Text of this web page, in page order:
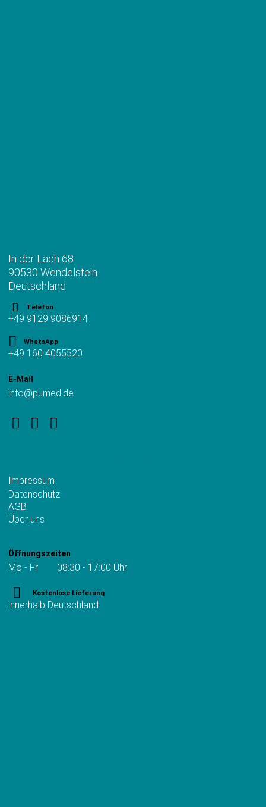
In der Lach 68
90530 Wendelstein
Deutschland
Telefon
+49 9129 9086914
WhatsApp
+49 160 4055520
E-Mail
info@pumed.de
Impressum
Datenschutz
AGB
Über uns
Öffnungszeiten
Mo - Fr 08:30 - 17:00 Uhr
Kostenlose Lieferung
innerhalb Deutschland